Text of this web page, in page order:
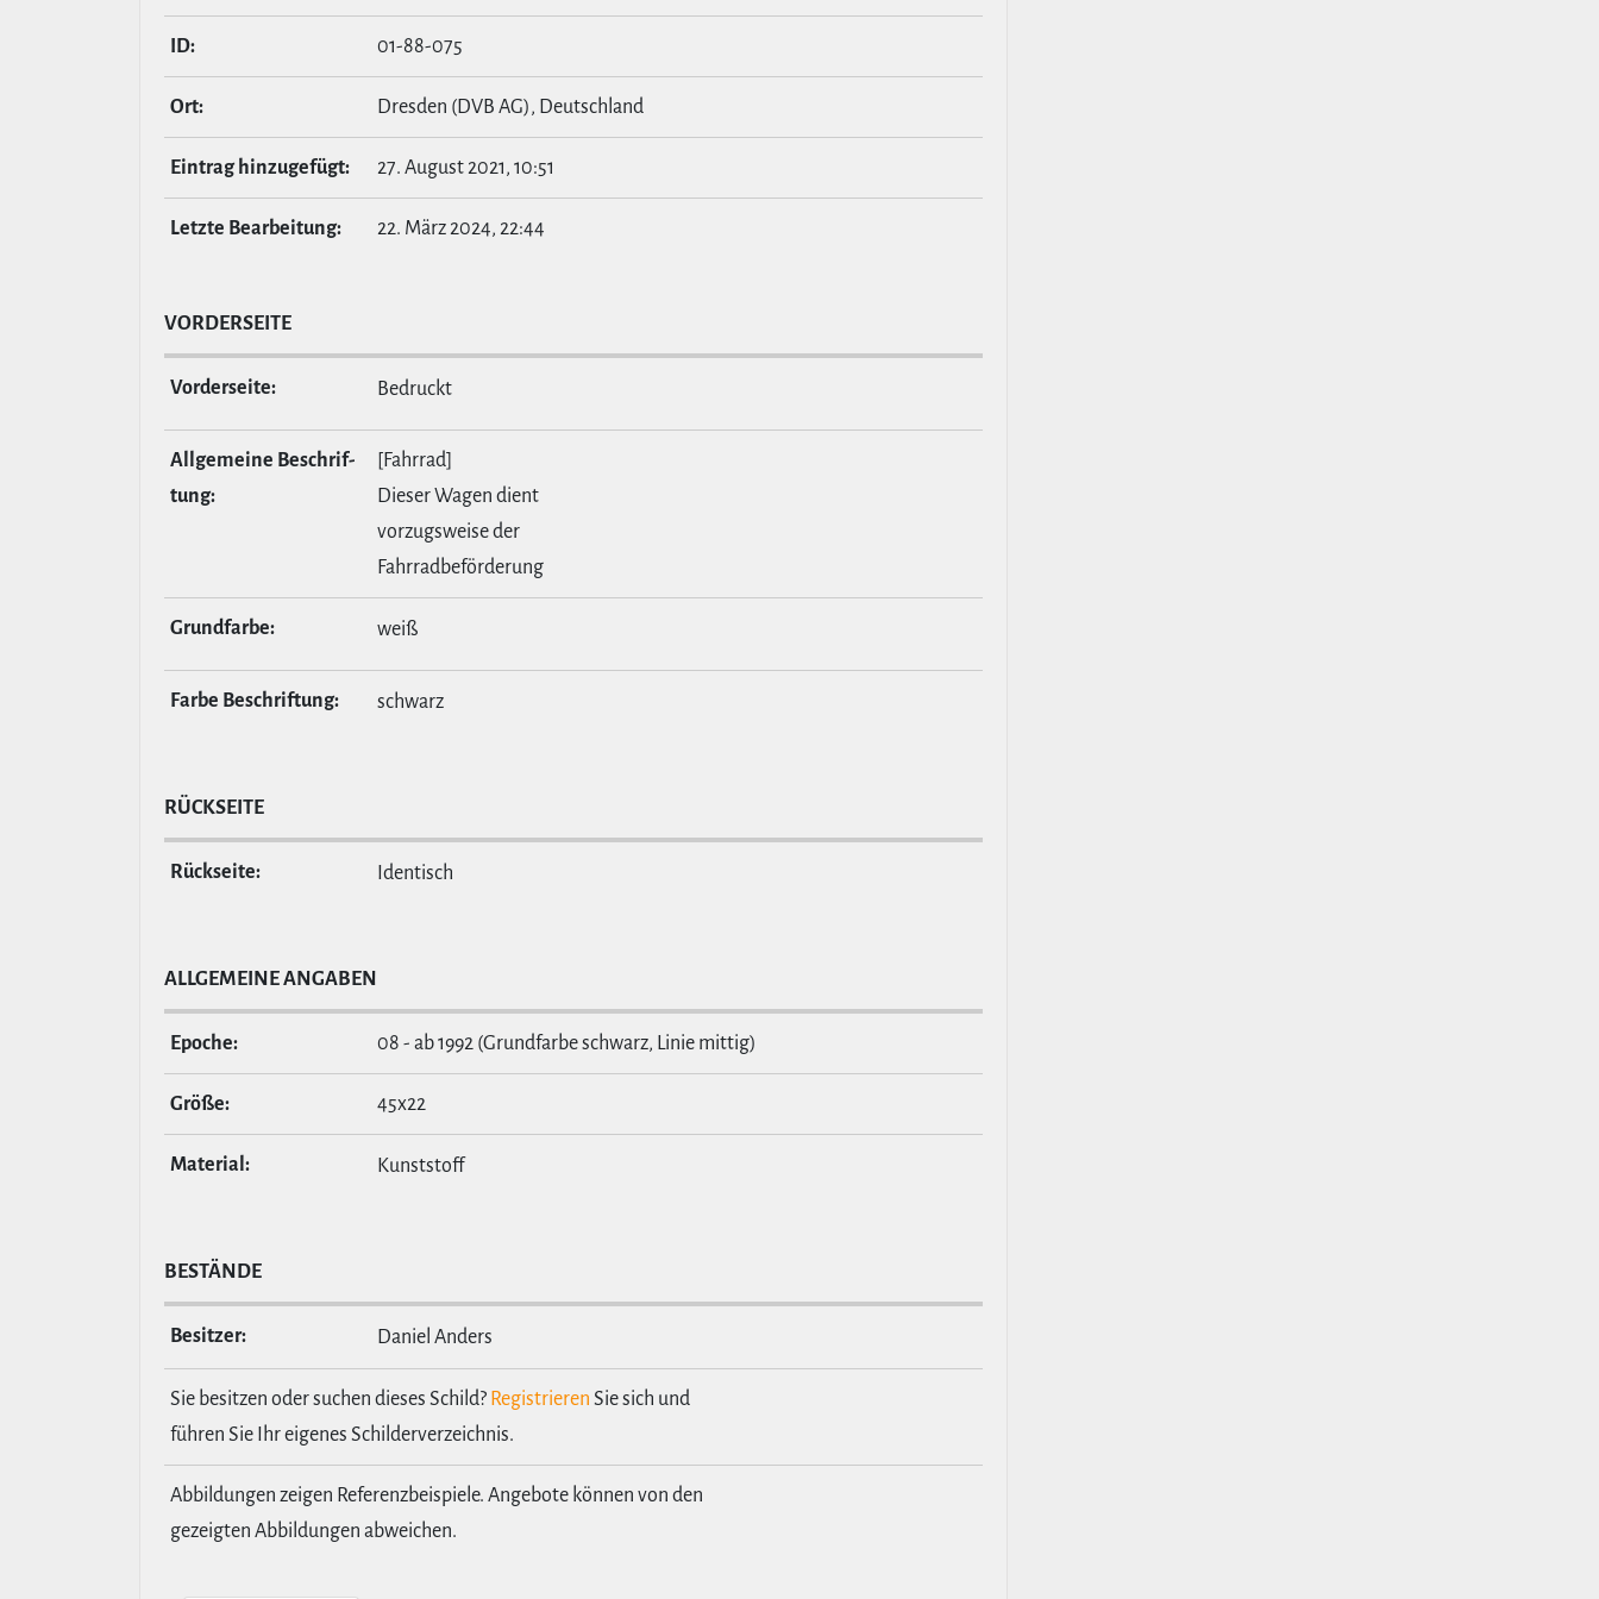
ID: 01-88-075
Ort: Dresden (DVB AG), Deutschland
Eintrag hin­zu­ge­fügt: 27. August 2021, 10:51
Letzte Bear­bei­tung: 22. März 2024, 22:44
VOR­DER­SEITE
Vor­der­seite: Bedruckt
All­ge­meine Beschrif­
tung:
[Fahrrad]
Dieser Wagen dient
vorzugsweise der
Fahrradbeförderung
Grund­farbe: weiß
Farbe Beschrif­tung: schwarz
RÜCKSEITE
Rückseite: Identisch
ALL­GE­MEINE ANGABEN
Epoche: 08 - ab 1992 (Grundfarbe schwarz, Linie mittig)
Größe: 45x22
Material: Kunststoff
BESTÄNDE
Besitzer: Daniel Anders
Sie besitzen oder suchen dieses Schild? Registrieren Sie sich und
führen Sie Ihr eigenes Schilderverzeichnis.
Abbildungen zeigen Referenzbeispiele. Angebote können von den
gezeigten Abbildungen abweichen.